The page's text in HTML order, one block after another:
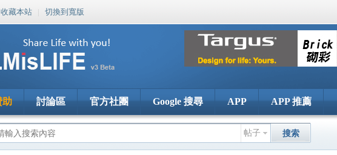
收藏本站 | 切換到寬版
助 討論區 官方社團 Google 搜尋 APP APP 推薦
帖子 搜索